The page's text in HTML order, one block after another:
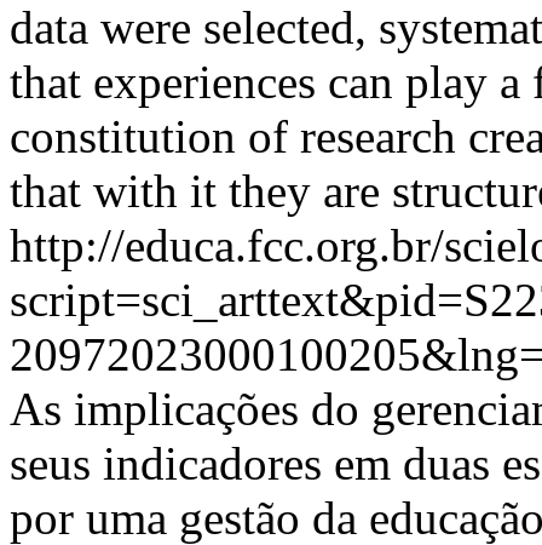
data were selected,
that experiences can play
constitution of research
that with it they are
http://educa.fcc.org.br/
As implicações do
seus indicadores em duas
por uma gestão da